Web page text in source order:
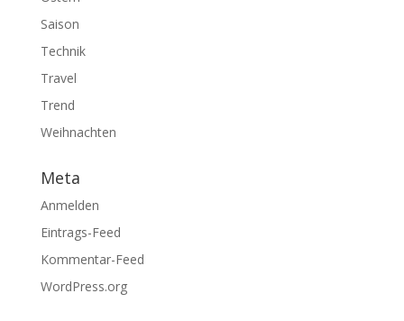
Saison
Technik
Travel
Trend
Weihnachten
Meta
Anmelden
Eintrags-Feed
Kommentar-Feed
WordPress.org